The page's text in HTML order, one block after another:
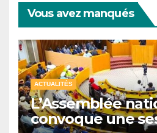
Vous avez manqués
ACTUALITÉS
L’Assemblée
convoque une